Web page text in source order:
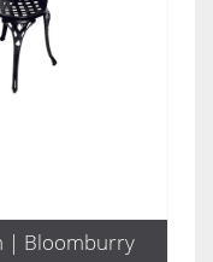
| Bloomburry